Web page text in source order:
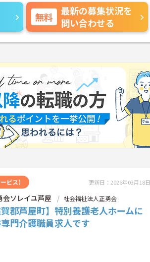
無料
最新の募集状況を
問い合わせる
ビス） 更新日：2026年03月18日
会ソレイユ芦屋 社会福祉法人正勇会
賀郡芦屋町】特別養護老人ホームに
門介護職員求人です